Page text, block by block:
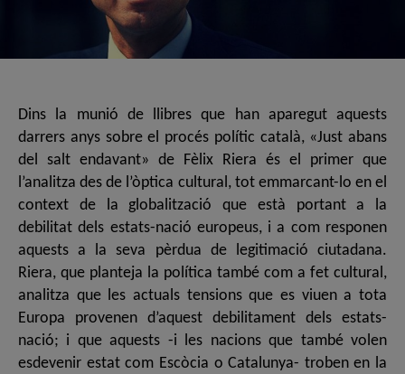
Dins la munió de llibres que han aparegut aquests
darrers anys sobre el procés polític català, «Just abans
del salt endavant» de Fèlix Riera és el primer que
l’analitza des de l’òptica cultural, tot emmarcant-lo en el
context de la globalització que està portant a la
debilitat dels estats-nació europeus, i a com responen
aquests a la seva pèrdua de legitimació ciutadana.
Riera, que planteja la política també com a fet cultural,
analitza que les actuals tensions que es viuen a tota
Europa provenen d’aquest debilitament dels estats-
nació; i que aquests -i les nacions que també volen
esdevenir estat com Escòcia o Catalunya- troben en la